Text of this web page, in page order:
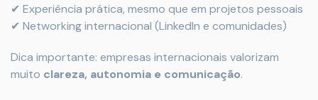
✔ Experiência prática, mesmo que em projetos pessoais
✔ Networking internacional (LinkedIn e comunidades)
Dica importante: empresas internacionais valorizam
muito clareza, autonomia e comunicação.